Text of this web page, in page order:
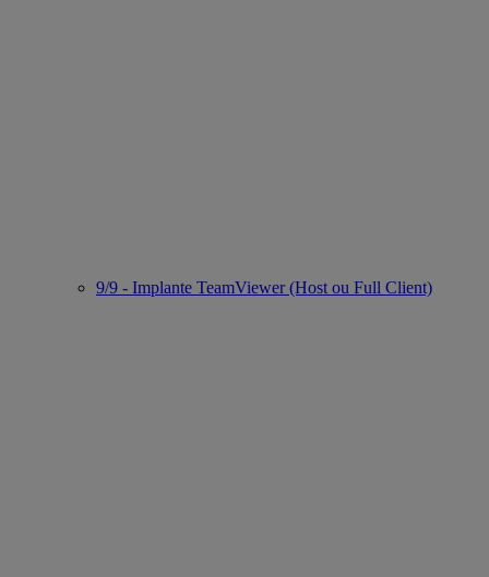
9/9 - Implante TeamViewer (Host ou Full Client)